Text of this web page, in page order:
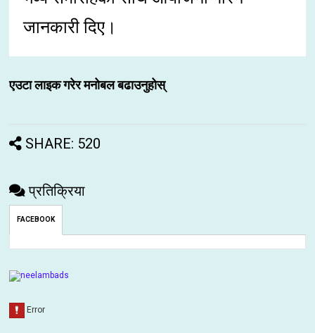
जानकारी दिए।
एउटा लाइक गरेर मनोबल बढाउनुहोस्
SHARE: 520
प्रतिक्रिया
FACEBOOK